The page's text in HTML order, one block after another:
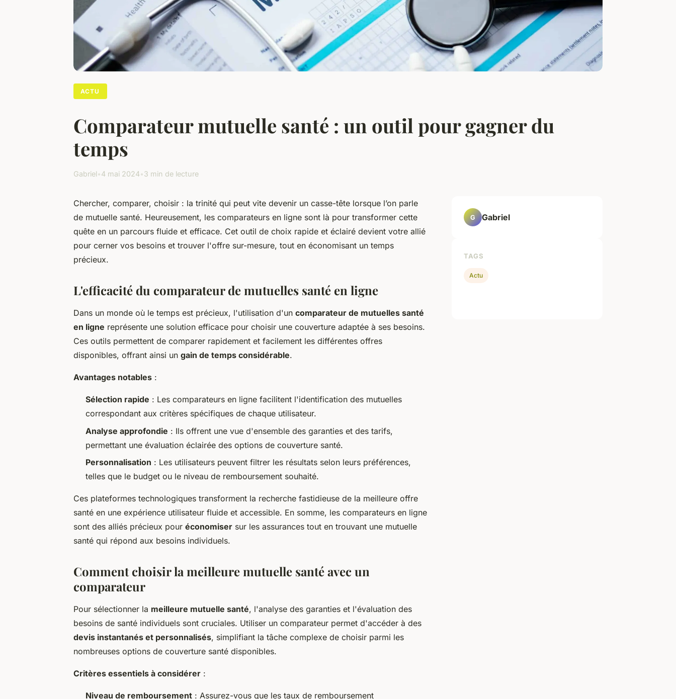
ACTU
Comparateur mutuelle santé : un outil pour gagner du
temps
Gabriel•4 mai 2024•3 min de lecture
Chercher, comparer, choisir : la trinité qui peut vite devenir un casse-tête lorsque l’on parle
de mutuelle santé. Heureusement, les comparateurs en ligne sont là pour transformer cette
quête en un parcours fluide et efficace. Cet outil de choix rapide et éclairé devient votre allié
pour cerner vos besoins et trouver l'offre sur-mesure, tout en économisant un temps
précieux.
L'efficacité du comparateur de mutuelles santé en ligne
Dans un monde où le temps est précieux, l'utilisation d'un comparateur de mutuelles santé
en ligne représente une solution efficace pour choisir une couverture adaptée à ses besoins.
Ces outils permettent de comparer rapidement et facilement les différentes offres
disponibles, offrant ainsi un gain de temps considérable.
Avantages notables :
Sélection rapide : Les comparateurs en ligne facilitent l'identification des mutuelles
correspondant aux critères spécifiques de chaque utilisateur.
Analyse approfondie : Ils offrent une vue d'ensemble des garanties et des tarifs,
permettant une évaluation éclairée des options de couverture santé.
Personnalisation : Les utilisateurs peuvent filtrer les résultats selon leurs préférences,
telles que le budget ou le niveau de remboursement souhaité.
Ces plateformes technologiques transforment la recherche fastidieuse de la meilleure offre
santé en une expérience utilisateur fluide et accessible. En somme, les comparateurs en ligne
sont des alliés précieux pour économiser sur les assurances tout en trouvant une mutuelle
santé qui répond aux besoins individuels.
Comment choisir la meilleure mutuelle santé avec un
comparateur
Pour sélectionner la meilleure mutuelle santé, l'analyse des garanties et l'évaluation des
besoins de santé individuels sont cruciales. Utiliser un comparateur permet d'accéder à des
devis instantanés et personnalisés, simplifiant la tâche complexe de choisir parmi les
nombreuses options de couverture santé disponibles.
Critères essentiels à considérer :
Niveau de remboursement : Assurez-vous que les taux de remboursement
G Gabriel
TAGS
Actu